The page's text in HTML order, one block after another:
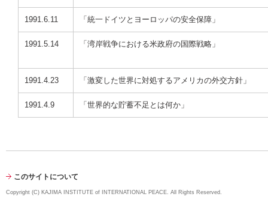
1991.6.11 「統一ドイツとヨーロッパの安全保障」
1991.5.14 「湾岸戦争における米政府の国際戦略」
1991.4.23 「激変した世界に対処するアメリカの外交方針」
1991.4.9 「世界的な貯蓄不足とは何か」
このサイトについて
Copyright (C) KAJIMA INSTITUTE of INTERNATIONAL PEACE. All Rights Reserved.